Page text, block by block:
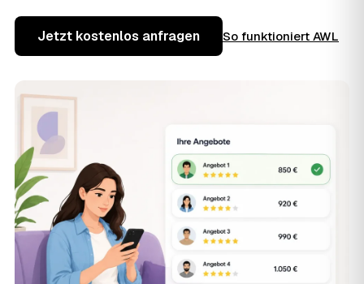
Jetzt kostenlos anfragen So funktioniert AWL